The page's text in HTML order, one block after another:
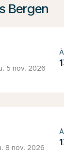
Bergen
5 nov. 2026
8 nov. 2026